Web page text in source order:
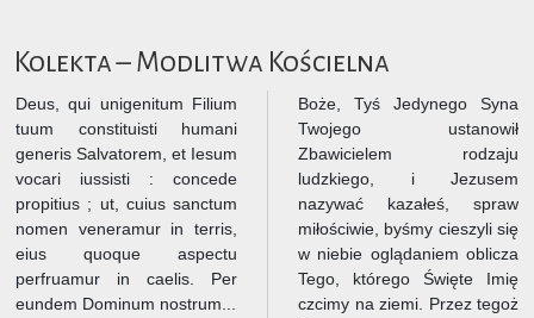
Kolekta – Modlitwa Kościelna
Deus, qui unigenitum Filium
tuum constituisti humani
generis Salvatorem, et Iesum
vocari iussisti : concede
propitius ; ut, cuius sanctum
nomen veneramur in terris,
eius quoque aspectu
perfruamur in caelis. Per
eundem Dominum nostrum...
Boże, Tyś Jedynego Syna
Twojego ustanowił
Zbawicielem rodzaju
ludzkiego, i Jezusem
nazywać kazałeś, spraw
miłościwie, byśmy cieszyli się
w niebie oglądaniem oblicza
Tego, którego Święte Imię
czcimy na ziemi. Przez tegoż